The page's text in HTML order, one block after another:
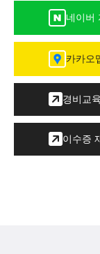
네이버
카카오
경비교
이수증